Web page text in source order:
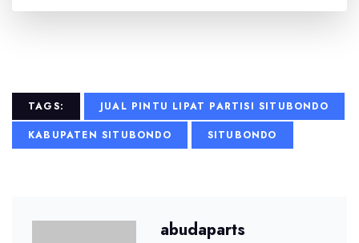
TAGS:
JUAL PINTU LIPAT PARTISI SITUBONDO
KABUPATEN SITUBONDO
SITUBONDO
abudaparts